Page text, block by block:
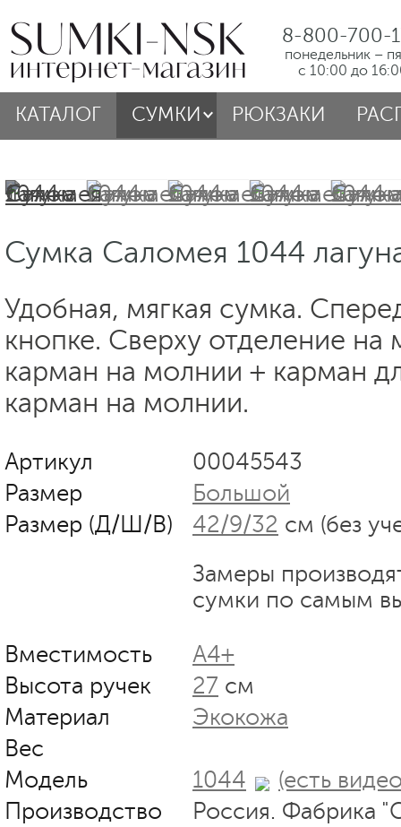
8-800-700-
понедельник –
с 10:00 до
КАТАЛОГ СУМКИ РЮКЗАКИ
Сумка Саломея 1044
Удобная, мягкая сумка.
кнопке. Сверху отделение на
карман на молнии + карман
карман на молнии.
Артикул
00045543
Размер
Большой
Размер (Д/Ш/В)
42/9/32 см (без
Замеры
сумки по самым
Вместимость
А4+
Высота ручек
27 см
Материал
Экокожа
Вес
Модель
1044
(есть
Производство
Россия. Фабрика